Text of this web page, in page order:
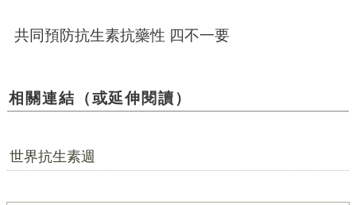
共同預防抗生素抗藥性 四不一要
相關連結（或延伸閱讀）
世界抗生素週